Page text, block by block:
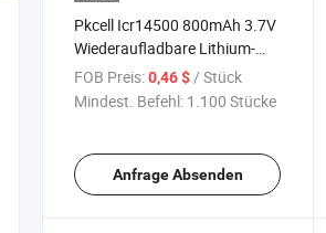
Pkcell Icr14500 800mAh 3.7V
Wiederaufladbare Lithium-
Ionen-Batterie für
Geldautomaten
FOB Preis:0,46 $ / Stück
Mindest. Befehl: 1.100 Stücke
Anfrage Absenden